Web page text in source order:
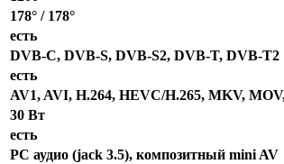
178° / 178°
есть
DVB-C, DVB-S, DVB-S2, DVB-T, DVB-T2
есть
AV1, AVI, H.264, HEVC/H.265, MKV,
30 Вт
есть
PC аудио (jack 3.5), композитный mini AV